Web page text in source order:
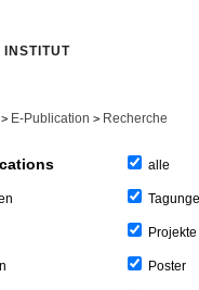
INSTITUT
> E-Publication > Recherche
alle
Projekte
Poster